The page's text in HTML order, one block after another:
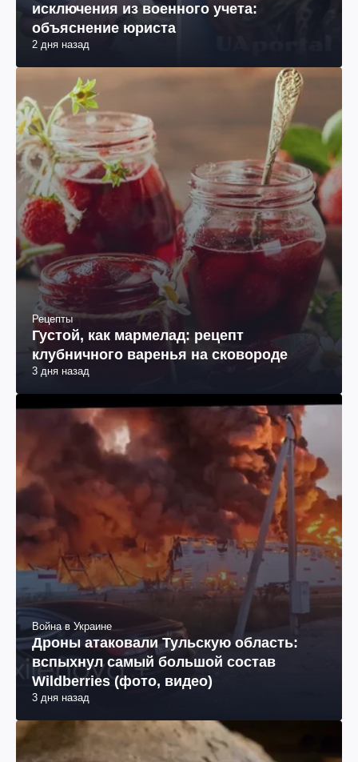
исключения из военного учета:
объяснение юриста
2 дня назад
Рецепты
Густой, как мармелад: рецепт
клубничного варенья на сковороде
3 дня назад
Война в Украине
Дроны атаковали Тульскую область:
вспыхнул самый большой состав
Wildberries (фото, видео)
3 дня назад